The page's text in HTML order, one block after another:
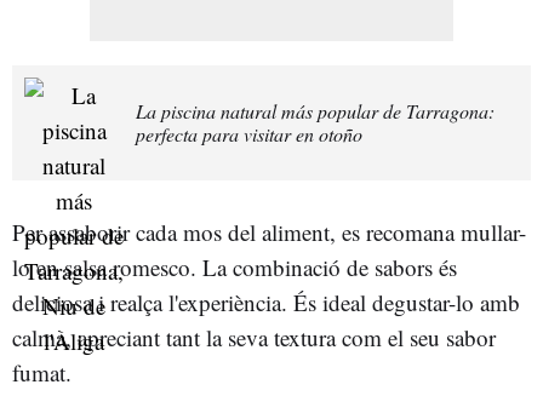
La piscina natural más popular de Tarragona:
perfecta para visitar en otoño
Per assaborir cada mos del aliment, es recomana mullar-
lo en salsa romesco. La combinació de sabors és
deliciosa i realça l'experiència. És ideal degustar-lo amb
calma, apreciant tant la seva textura com el seu sabor
fumat.